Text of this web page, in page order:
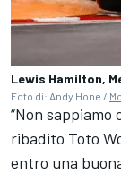
Lewis Hamilton,
Foto di: Andy Hone /
“Non
ribadito Toto
entro una